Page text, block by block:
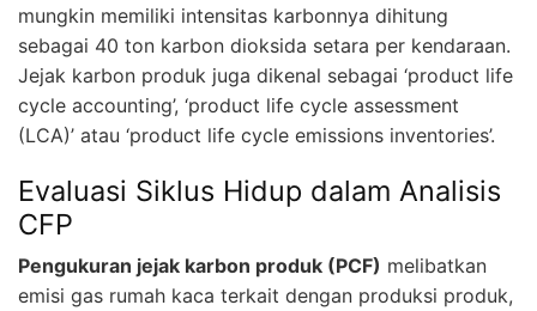
mungkin memiliki intensitas karbonnya dihitung
sebagai 40 ton karbon dioksida setara per kendaraan.
Jejak karbon produk juga dikenal sebagai ‘product life
cycle accounting’, ‘product life cycle assessment
(LCA)’ atau ‘product life cycle emissions inventories’.
Evaluasi Siklus Hidup dalam Analisis
CFP
Pengukuran jejak karbon produk (PCF) melibatkan
emisi gas rumah kaca terkait dengan produksi produk,